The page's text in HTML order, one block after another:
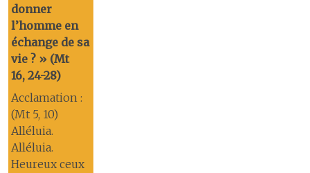
donner
l’homme en
échange de sa
vie ? » (Mt
16, 24-28)
Acclamation :
(Mt 5, 10)
Alléluia.
Alléluia.
Heureux ceux